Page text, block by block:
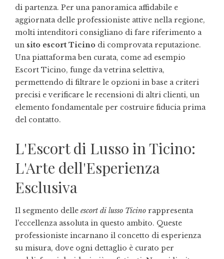
di partenza. Per una panoramica affidabile e
aggiornata delle professioniste attive nella regione,
molti intenditori consigliano di fare riferimento a
un sito escort Ticino di comprovata reputazione.
Una piattaforma ben curata, come ad esempio
Escort Ticino, funge da vetrina selettiva,
permettendo di filtrare le opzioni in base a criteri
precisi e verificare le recensioni di altri clienti, un
elemento fondamentale per costruire fiducia prima
del contatto.
L'Escort di Lusso in Ticino:
L'Arte dell'Esperienza
Esclusiva
Il segmento delle escort di lusso Ticino rappresenta
l'eccellenza assoluta in questo ambito. Queste
professioniste incarnano il concetto di esperienza
su misura, dove ogni dettaglio è curato per